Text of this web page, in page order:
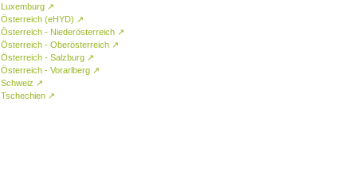
Luxemburg ↗
Österreich (eHYD) ↗
Österreich - Niederösterreich ↗
Österreich - Oberösterreich ↗
Österreich - Salzburg ↗
Österreich - Vorarlberg ↗
Schweiz ↗
Tschechien ↗